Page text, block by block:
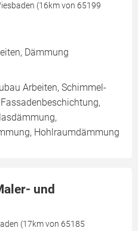
(16km von 65199
Dämmung
Arbeiten, Schimmel-
Hohlraumdämmung
und
(17km von 65185